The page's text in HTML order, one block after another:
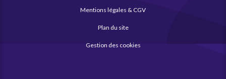
Mentions légales & CGV
Plan du site
Gestion des cookies